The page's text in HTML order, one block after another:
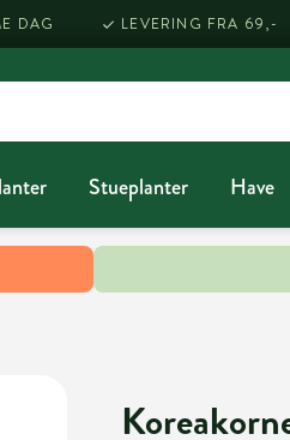
DAG LEVERING FRA 69,-
Stueplanter Have